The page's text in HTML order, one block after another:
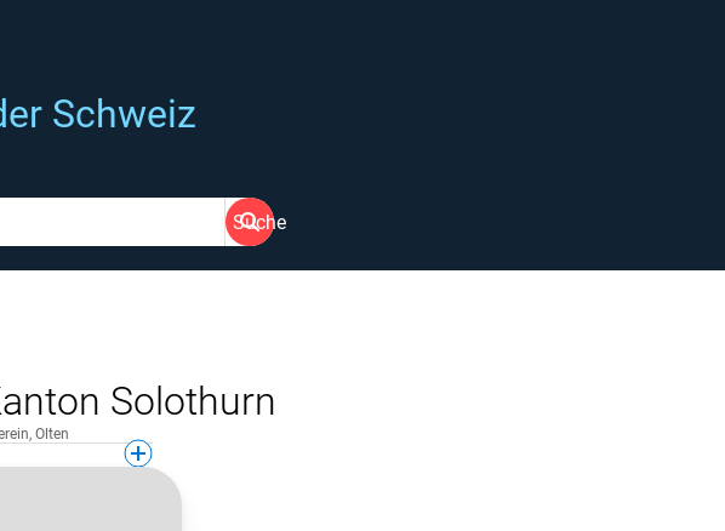
Schweiz
Suche
Solothurn
, Olten